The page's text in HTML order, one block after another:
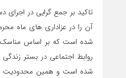
تاکید بر جمع گرایی در
آن را در عزاداری های ماه
شده است که بر اساس
روابط اجتماعی در بستر
شده است و همین محدودیت نه